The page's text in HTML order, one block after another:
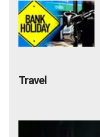
Travel